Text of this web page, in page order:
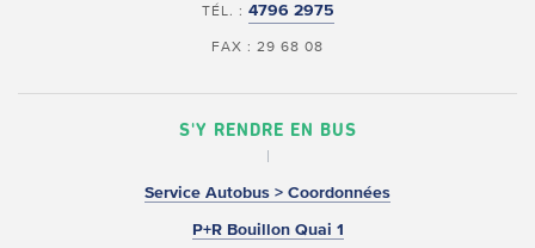
TÉL. : 4796 2975
FAX : 29 68 08
S'Y RENDRE EN BUS
Service Autobus > Coordonnées
P+R Bouillon Quai 1